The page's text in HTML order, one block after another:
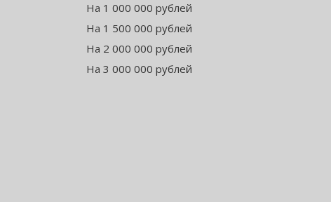
На 1 000 000 рублей
На 1 500 000 рублей
На 2 000 000 рублей
На 3 000 000 рублей